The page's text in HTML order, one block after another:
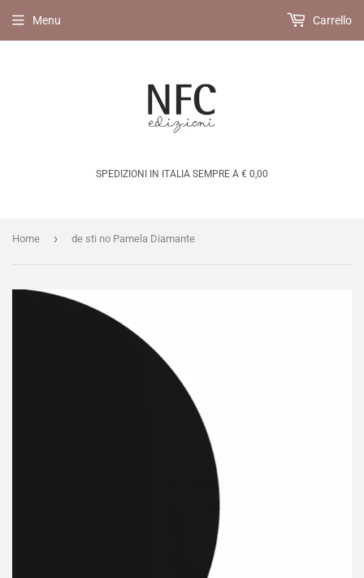
SPEDIZIONI IN ITALIA SEMPRE A € 0,00
Menu Carrello
Home › de sti no Pamela Diamante